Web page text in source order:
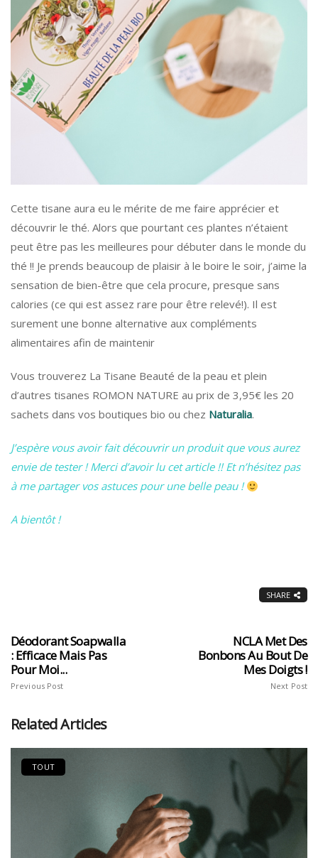
Cette tisane aura eu le mérite de me faire apprécier et
découvrir le thé. Alors que pourtant ces plantes n’étaient
peut être pas les meilleures pour débuter dans le monde du
thé !! Je prends beaucoup de plaisir à le boire le soir, j’aime la
sensation de bien-être que cela procure, presque sans
calories (ce qui est assez rare pour être relevé!). Il est
surement une bonne alternative aux compléments
alimentaires afin de maintenir
Vous trouverez La Tisane Beauté de la peau et plein
d’autres tisanes ROMON NATURE au prix de 3,95€ les 20
sachets dans vos boutiques bio ou chez Naturalia.
J’espère vous avoir fait découvrir un produit que vous aurez
envie de tester ! Merci d’avoir lu cet article !! Et n’hésitez pas
à me partager vos astuces pour une belle peau !
A bientôt !
SHARE
Déodorant Soapwalla
: Efficace Mais Pas
Pour Moi...
Previous Post
NCLA Met Des
Bonbons Au Bout De
Mes Doigts !
Next Post
Related Articles
TOUT